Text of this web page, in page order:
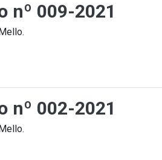
nº 009-2021
nº 002-2021